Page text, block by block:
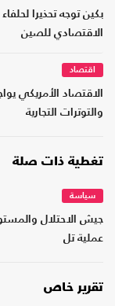
بكين توجه تحذيرا
الاقتصادي للصين
اقتصاد
الاقتصاد الأمريكي
والتوترات التجارية
تغطية ذات صلة
سياسة
جيش الاحتلال
عملية تل
تقرير خاص